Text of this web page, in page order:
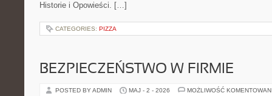
Historie i Opowieści. […]
CATEGORIES: PIZZA
BEZPIECZEŃSTWO W FIRMIE
POSTED BY ADMIN MAJ - 2 - 2026 MOŻLIWOŚĆ